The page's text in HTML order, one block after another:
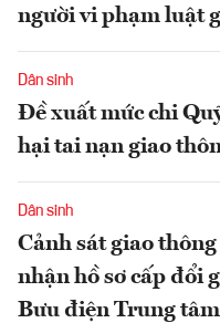
người vi phạm luật
Dân sinh
Đề xuất mức chi
hại tai nạn giao
Dân sinh
Cảnh sát giao
nhận hồ sơ cấp đổi
Bưu điện Trung tâm